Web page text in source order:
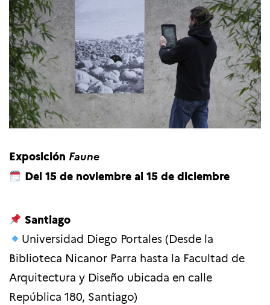
Exposición Faune
Del 15 de noviembre al 15 de diciembre
Santiago
Universidad Diego Portales (Desde la
Biblioteca Nicanor Parra hasta la Facultad de
Arquitectura y Diseño ubicada en calle
República 180, Santiago)